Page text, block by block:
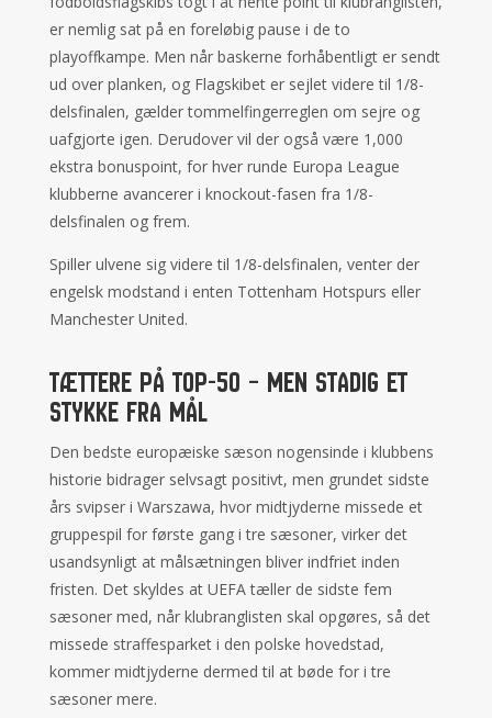
er nemlig sat på en foreløbig pause i de to
playoffkampe. Men når baskerne forhåbentligt er sendt
ud over planken, og Flagskibet er sejlet videre til 1/8-
delsfinalen, gælder tommelfingerreglen om sejre og
uafgjorte igen. Derudover vil der også være 1,000
ekstra bonuspoint, for hver runde Europa League
klubberne avancerer i knockout-fasen fra 1/8-
delsfinalen og frem.
Spiller ulvene sig videre til 1/8-delsfinalen, venter der
engelsk modstand i enten Tottenham Hotspurs eller
Manchester United.
Tættere på top-50 – men stadig et
stykke fra mål
Den bedste europæiske sæson nogensinde i klubbens
historie bidrager selvsagt positivt, men grundet sidste
års svipser i Warszawa, hvor midtjyderne missede et
gruppespil for første gang i tre sæsoner, virker det
usandsynligt at målsætningen bliver indfriet inden
fristen. Det skyldes at UEFA tæller de sidste fem
sæsoner med, når klubranglisten skal opgøres, så det
missede straffesparket i den polske hovedstad,
kommer midtjyderne dermed til at bøde for i tre
sæsoner mere.